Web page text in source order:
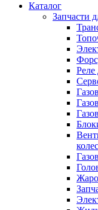
Каталог
Запчасти
Реле